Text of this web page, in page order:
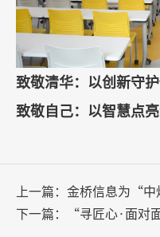
致敬清华：以创新守护
致敬自己：以智慧点亮
上一篇： 金桥信息为“中烟机械
下一篇：
“寻匠心·面对面